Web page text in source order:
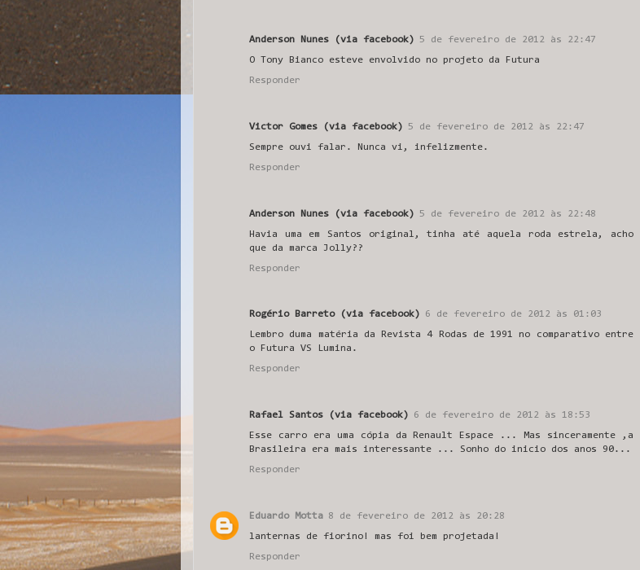
Anderson Nunes (via facebook) 5 de fevereiro de 2012 às 22:47
O Tony Bianco esteve envolvido no projeto da Futura
Responder
Victor Gomes (via facebook) 5 de fevereiro de 2012 às 22:47
Sempre ouvi falar. Nunca vi, infelizmente.
Responder
Anderson Nunes (via facebook) 5 de fevereiro de 2012 às 22:48
Havia uma em Santos original, tinha até aquela roda estrela, acho
que da marca Jolly??
Responder
Rogério Barreto (via facebook) 6 de fevereiro de 2012 às 01:03
Lembro duma matéria da Revista 4 Rodas de 1991 no comparativo entre
o Futura VS Lumina.
Responder
Rafael Santos (via facebook) 6 de fevereiro de 2012 às 18:53
Esse carro era uma cópia da Renault Espace ... Mas sinceramente ,a
Brasileira era mais interessante ... Sonho do inicio dos anos 90...
Responder
Eduardo Motta 8 de fevereiro de 2012 às 20:28
lanternas de fiorino! mas foi bem projetada!
Responder